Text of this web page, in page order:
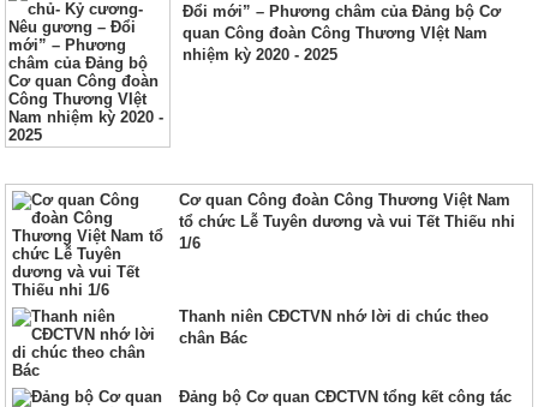
Đổi mới” – Phương châm của Đảng bộ Cơ
quan Công đoàn Công Thương VIệt Nam
nhiệm kỳ 2020 - 2025
Cơ quan Công đoàn Công Thương Việt Nam
tổ chức Lễ Tuyên dương và vui Tết Thiếu nhi
1/6
Thanh niên CĐCTVN nhớ lời di chúc theo
chân Bác
Đảng bộ Cơ quan CĐCTVN tổng kết công tác